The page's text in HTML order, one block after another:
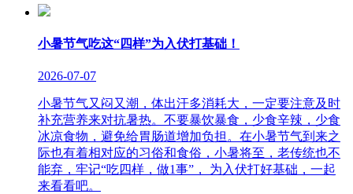
小暑节气吃这“四样”为入伏打基础！
2026-07-07
小暑节气又闷又潮，体出汗多消耗大，一定要注意及时
补充营养来对抗暑热。不要暴饮暴食，少食辛辣，少食
冰凉食物，避免给胃肠道增加负担。在小暑节气到来之
际也有着相对应的习俗和食俗，小暑将至，老传统也不
能弃，牢记“吃四样，做1事”， 为入伏打好基础，一起
来看看吧。